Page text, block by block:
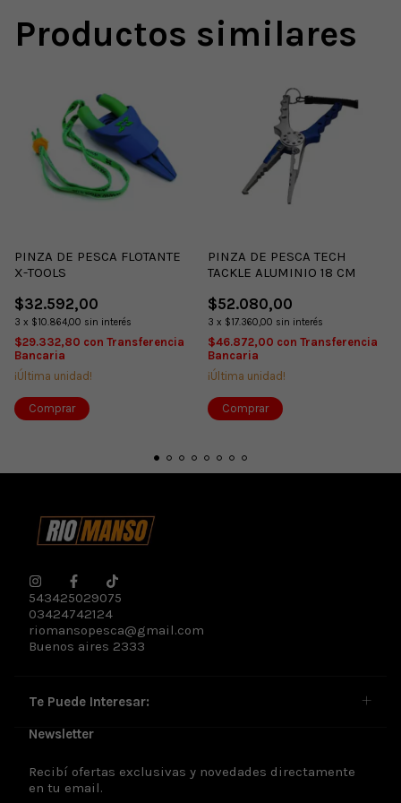
Productos similares
PINZA DE PESCA FLOTANTE
X-TOOLS
$32.592,00
3 x $10.864,00 sin interés
$29.332,80 con Transferencia
Bancaria
¡Última unidad!
PINZA DE PESCA TECH
TACKLE ALUMINIO 18 CM
$52.080,00
3 x $17.360,00 sin interés
$46.872,00 con Transferencia
Bancaria
¡Última unidad!
543425029075
03424742124
riomansopesca@gmail.com
Buenos aires 2333
Te Puede Interesar:
Newsletter
Recibí ofertas exclusivas y novedades directamente
en tu email.